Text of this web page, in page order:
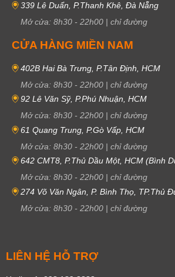
339 Lê Duẩn, P.Thanh Khê, Đà Nẵng
Mở cửa: 8h30 - 22h00 | chỉ đường
CỬA HÀNG MIỀN NAM
402B Hai Bà Trưng, P.Tân Định, HCM
Mở cửa: 8h30 - 22h00 | chỉ đường
92 Lê Văn Sỹ, P.Phú Nhuận, HCM
Mở cửa: 8h30 - 22h00 | chỉ đường
61 Quang Trung, P.Gò Vấp, HCM
Mở cửa: 8h30 - 22h00 | chỉ đường
642 CMT8, P.Thủ Dầu Một, HCM (Bình
Mở cửa: 8h30 - 22h00 | chỉ đường
274 Võ Văn Ngân, P. Bình Thọ, TP.Thủ
Mở cửa: 8h30 - 22h00 | chỉ đường
LIÊN HỆ HỖ TRỢ